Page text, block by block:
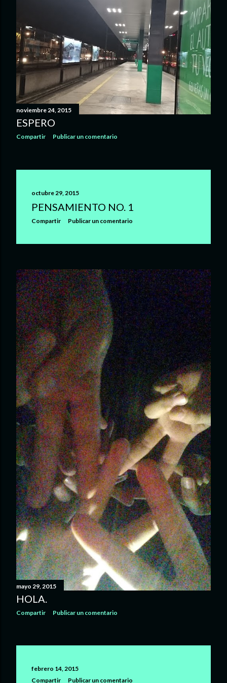
noviembre 24, 2015
ESPERO
Compartir Publicar un comentario
octubre 29, 2015
PENSAMIENTO NO. 1
Compartir Publicar un comentario
mayo 29, 2015
HOLA.
Compartir Publicar un comentario
febrero 14, 2015
Compartir
Publicar un comentario